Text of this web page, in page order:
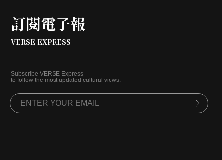
訂閱電子報
VERSE EXPRESS
Subscribe VERSE Express
to follow the most updated cultural views.